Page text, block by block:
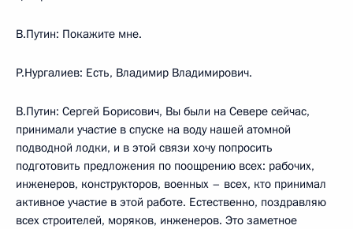
В.Путин: Покажите мне.
Р.Нургалиев: Есть, Владимир Владимирович.
В.Путин: Сергей Борисович, Вы были на Севере сейчас,
принимали участие в спуске на воду нашей атомной
подводной лодки, и в этой связи хочу попросить
подготовить предложения по поощрению всех: рабочих,
инженеров, конструкторов, военных – всех, кто принимал
активное участие в этой работе. Естественно, поздравляю
всех строителей, моряков, инженеров. Это заметное